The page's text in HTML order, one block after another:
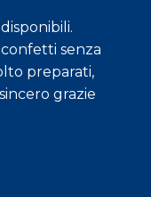
senza
preparati,
grazie